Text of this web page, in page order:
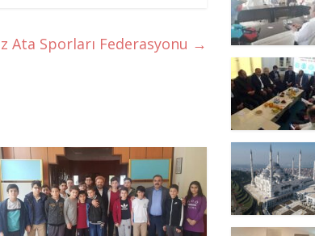
Ata Sporları Federasyonu →